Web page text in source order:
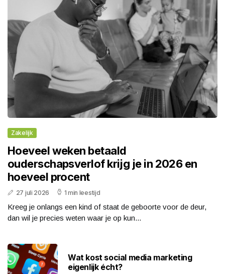
Zakelijk
Hoeveel weken betaald
ouderschapsverlof krijg je in 2026 en
hoeveel procent
27 juli 2026 1 min leestijd
Kreeg je onlangs een kind of staat de geboorte voor de deur,
dan wil je precies weten waar je op kun...
Wat kost social media marketing
eigenlijk écht?